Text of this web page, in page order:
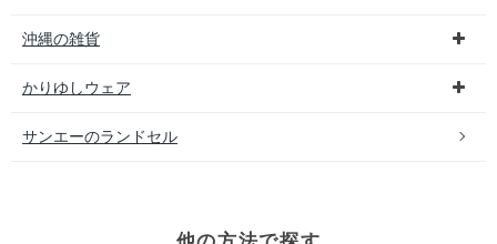
沖縄の雑貨
かりゆしウェア
サンエーのランドセル